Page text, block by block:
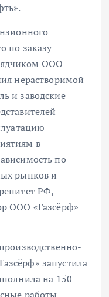
по заказу
ООО
нерастворимой
и заводские
в
по
рынков и
РФ,
ООО «Газсёрф»
запустила
на 150